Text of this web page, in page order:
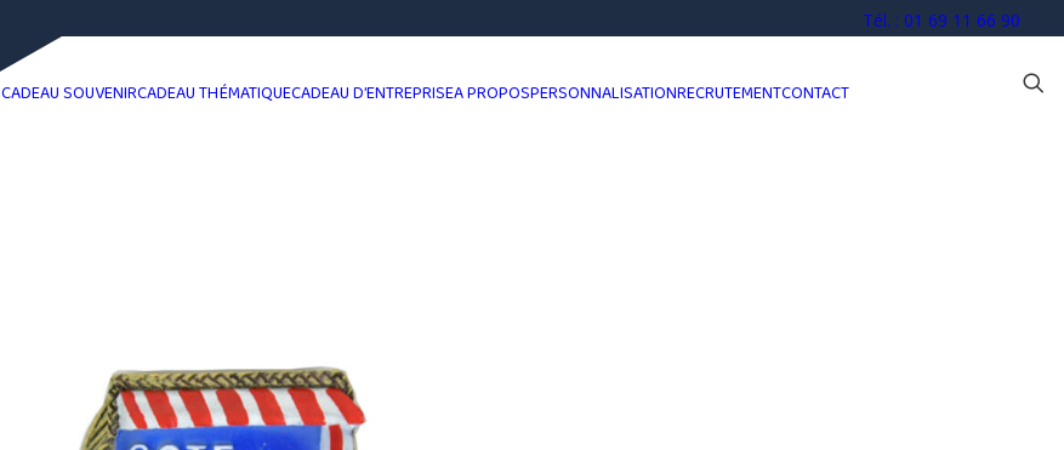
Tél. : 01 69 11 66 90
CADEAU SOUVENIRCADEAU THÉMATIQUECADEAU D’ENTREPRISEA PROPOSPERSONNALISATIONRECRUTEMENTCONTACT